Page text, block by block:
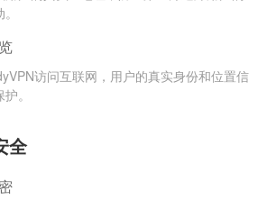
访问互联网，用户的真实身份和位置信
。
全